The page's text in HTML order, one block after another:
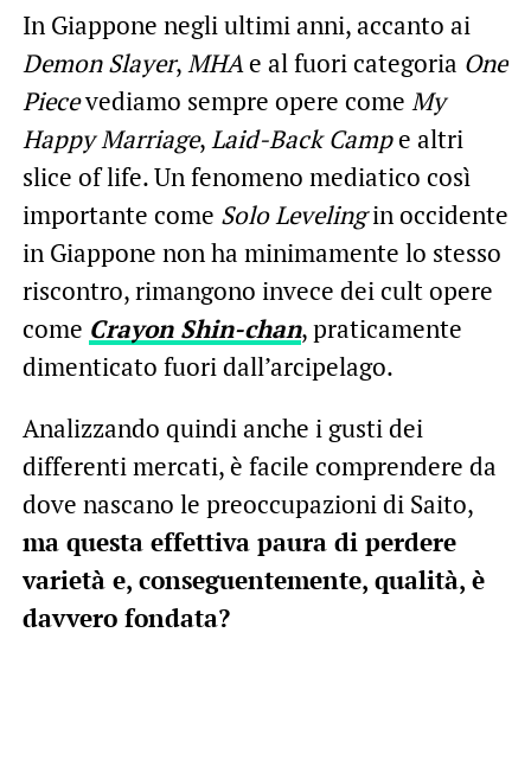
In Giappone negli ultimi anni, accanto ai
Demon Slayer, MHA e al fuori categoria One
Piecevediamo sempre opere come My
Happy Marriage, Laid-Back Campe altri
slice of life. Un fenomeno mediatico così
importante come Solo Levelingin occidente
in Giappone non ha minimamente lo stesso
riscontro, rimangono invece dei cult opere
come Crayon Shin-chan, praticamente
dimenticato fuori dall’arcipelago.
Analizzando quindi anche i gusti dei
differenti mercati, è facile comprendere da
dove nascano le preoccupazioni di Saito,
ma questa effettiva paura di perdere
varietà e, conseguentemente, qualità, è
davvero fondata?